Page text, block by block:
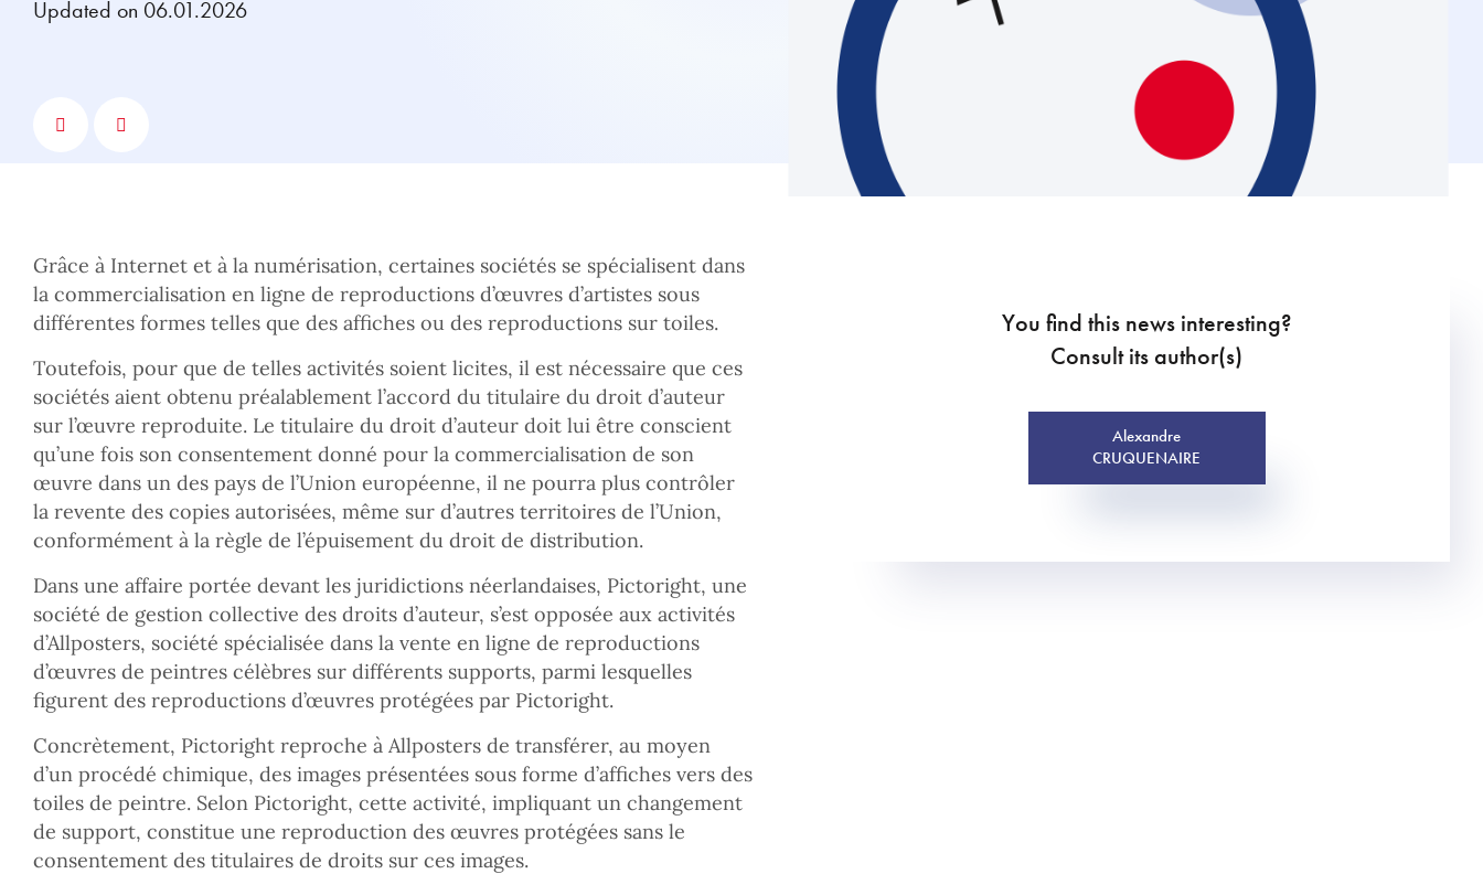
Updated on 06.01.2026
Grâce à Internet et à la numérisation, certaines sociétés se spécialisent dans
la commercialisation en ligne de reproductions d’œuvres d’artistes sous
différentes formes telles que des affiches ou des reproductions sur toiles.
Toutefois, pour que de telles activités soient licites, il est nécessaire que ces
sociétés aient obtenu préalablement l’accord du titulaire du droit d’auteur
sur l’œuvre reproduite. Le titulaire du droit d’auteur doit lui être conscient
qu’une fois son consentement donné pour la commercialisation de son
œuvre dans un des pays de l’Union européenne, il ne pourra plus contrôler
la revente des copies autorisées, même sur d’autres territoires de l’Union,
conformément à la règle de l’épuisement du droit de distribution.
Dans une affaire portée devant les juridictions néerlandaises, Pictoright, une
société de gestion collective des droits d’auteur, s’est opposée aux activités
d’Allposters, société spécialisée dans la vente en ligne de reproductions
d’œuvres de peintres célèbres sur différents supports, parmi lesquelles
figurent des reproductions d’œuvres protégées par Pictoright.
Concrètement, Pictoright reproche à Allposters de transférer, au moyen
d’un procédé chimique, des images présentées sous forme d’affiches vers des
toiles de peintre. Selon Pictoright, cette activité, impliquant un changement
de support, constitue une reproduction des œuvres protégées sans le
consentement des titulaires de droits sur ces images.
You find this news interesting?
Consult its author(s)
Alexandre
CRUQUENAIRE